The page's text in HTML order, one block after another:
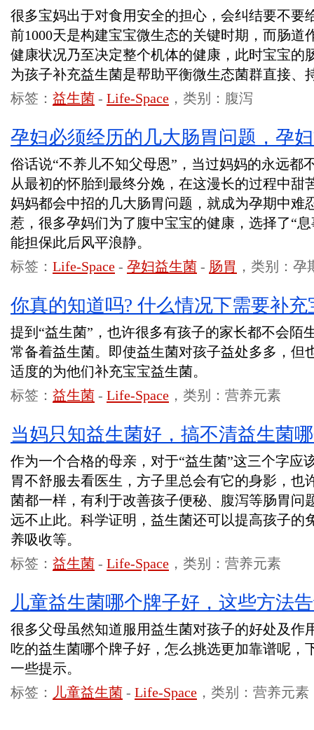
很多宝妈出于对食用安全的担心，会纠结要不要
前1000天是构建宝宝微生态的关键时期，而肠道
健康状况乃至决定整个机体的健康，此时宝宝的
为孩子补充益生菌是帮助平衡微生态菌群直接、
标签： 益生菌 - Life-Space ，类别：腹泻
孕妇必须经历的几大肠胃问题，孕
俗话说“不养儿不知父母恩”，当过妈妈的永远都
从最初的怀胎到最终分娩，在这漫长的过程中甜
妈妈都会中招的几大肠胃问题，就成为孕期中难
惹，很多孕妈们为了腹中宝宝的健康，选择了“
能担保此后风平浪静。
标签： Life-Space - 孕妇益生菌 - 肠胃 ，类别：孕
你真的知道吗? 什么情况下需要补
提到“益生菌”，也许很多有孩子的家长都不会陌
常备着益生菌。即使益生菌对孩子益处多多，但
适度的为他们补充宝宝益生菌。
标签： 益生菌 - Life-Space ，类别：营养元素
当妈只知益生菌好，搞不清益生菌
作为一个合格的母亲，对于“益生菌”这三个字应
胃不舒服去看医生，方子里总会有它的身影，也
菌都一样，有利于改善孩子便秘、腹泻等肠胃问
远不止此。科学证明，益生菌还可以提高孩子的
养吸收等。
标签： 益生菌 - Life-Space ，类别：营养元素
儿童益生菌哪个牌子好，这些方法
很多父母虽然知道服用益生菌对孩子的好处及作
吃的益生菌哪个牌子好，怎么挑选更加靠谱呢，
一些提示。
标签： 儿童益生菌 - Life-Space ，类别：营养元素